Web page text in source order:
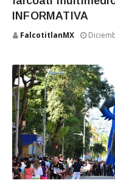
INFORMATIVA
FalcotitlanMX